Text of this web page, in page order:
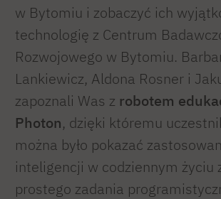
w Bytomiu i zobaczyć ich
technologię z Centrum
Rozwojowego w Bytomiu.
Lankiewicz, Aldona Rosner i
zapoznali Was z robotem
Photon, dzięki któremu
można było pokazać
inteligencji w codziennym życiu
prostego zadania